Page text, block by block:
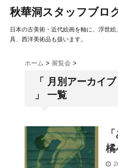
秋華洞スタッフブロ
日本の古美術・近代絵画を軸に、浮世
具、西洋美術品も扱います。
ホーム > 展覧会 >
「 月別アーカイ
」 一覧
橘